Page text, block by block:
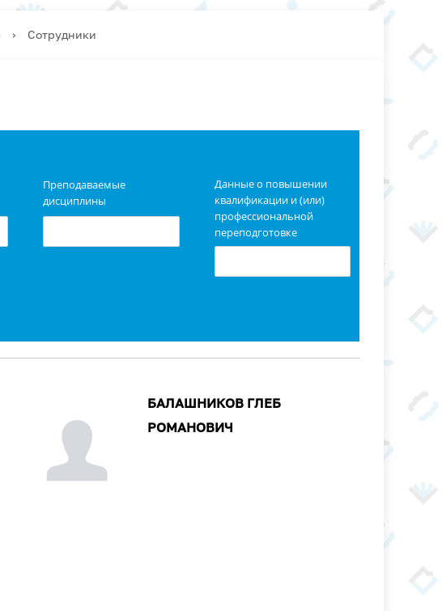
› Сотрудники
Преподаваемые
дисциплины
Данные о повышении
квалификации и (или)
профессиональной
переподготовке
БАЛАШНИКОВ ГЛЕБ
РОМАНОВИЧ